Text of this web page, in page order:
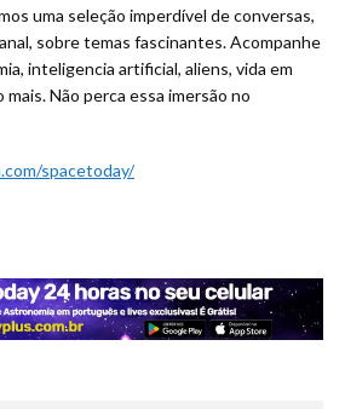
uma seleção imperdível de conversas,
sobre temas fascinantes. Acompanhe
inteligencia artificial, aliens, vida em
Não perca essa imersão no
spacetoday/